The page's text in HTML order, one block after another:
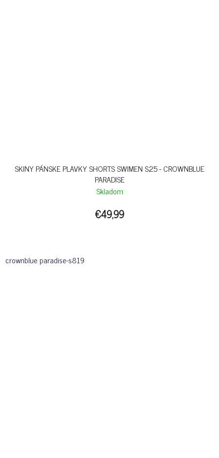
SKINY PÁNSKE PLAVKY SHORTS SWIMEN S25 - CROWNBLUE
PARADISE
Skladom
€49,99
crownblue paradise-s819